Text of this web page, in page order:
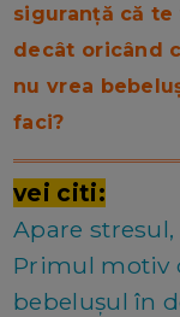
siguranță că
decât oricând
nu vrea
faci?
vei citi:
Apare
Primul motiv
bebelușul în